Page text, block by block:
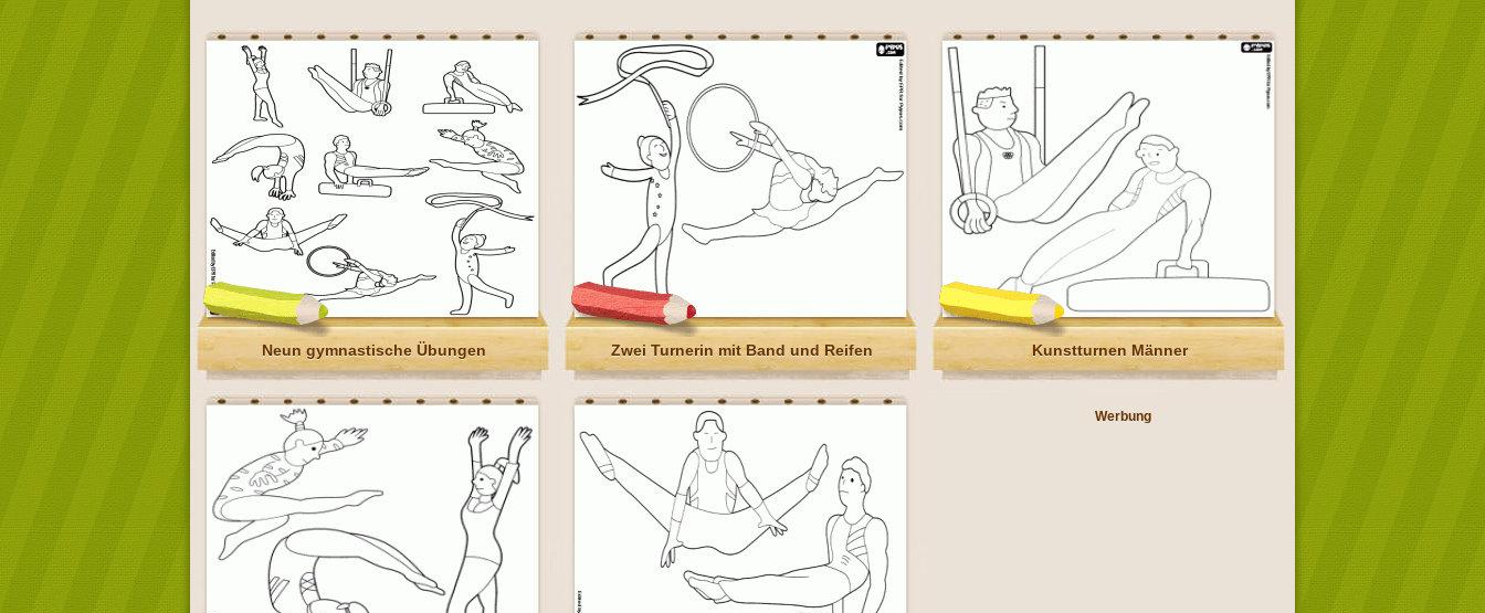
Neun gymnastische Übungen Zwei Turnerin mit Band und Reifen Kunstturnen Männer
Werbung